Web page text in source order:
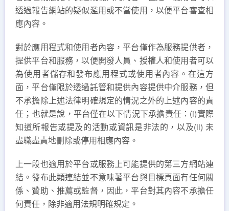
透過報告網站的疑似濫用或不當使用，以便平台審查相
應內容。
對於應用程式和使用者內容，平台僅作為服務提供者，
提供平台和服務，以便開發人員、授權人和使用者可以
為使用者儲存和發布應用程式或使用者內容。在這方
面，平台僅限於透過託管和提供內容提供中介服務，但
不承擔除上述法律明確規定的情況之外的上述內容的責
任；也就是說，平台僅在以下情況下承擔責任：(i)實際
知道所報告或提及的活動或資訊是非法的，以及(ii) 未
盡職盡責地刪除或停用相應內容。
上一段也適用於平台或服務上可能提供的第三方網站連
結。發布此類連結並不意味著平台與目標頁面有任何關
係、贊助、推薦或監督，因此，平台對其內容不承擔任
何責任，除非適用法規明確規定。